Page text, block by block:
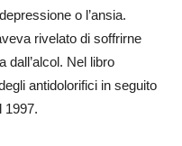
o l’ansia.
rivelato di soffrirne
dall’alcol. Nel libro
antidolorifici in seguito
1997.